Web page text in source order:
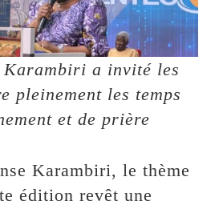
a invité les
pleinement les temps
et de prière
Karambiri, le thème
édition revêt une